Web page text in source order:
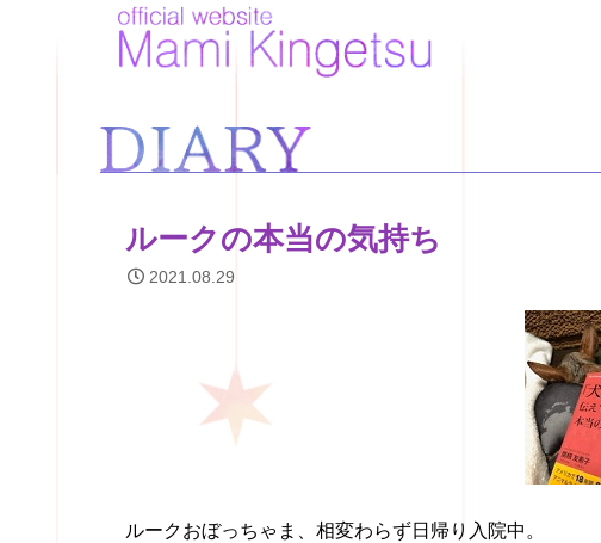
ルークの本当の気持ち
2021.08.29
ルークおぼっちゃま、相変わらず日帰り入院中。